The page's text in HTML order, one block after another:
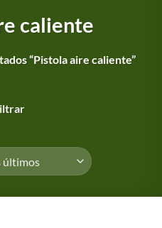
caliente
“Pistola aire caliente”